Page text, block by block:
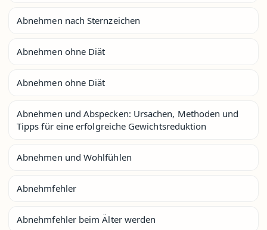
Abnehmen nach Sternzeichen
Abnehmen ohne Diät
Abnehmen ohne Diät
Abnehmen und Abspecken: Ursachen, Methoden und
Tipps für eine erfolgreiche Gewichtsreduktion
Abnehmen und Wohlfühlen
Abnehmfehler
Abnehmfehler beim Älter werden